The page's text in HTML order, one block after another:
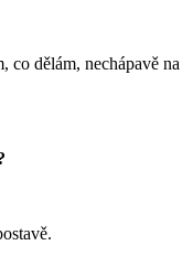
co dělám, nechápavě na